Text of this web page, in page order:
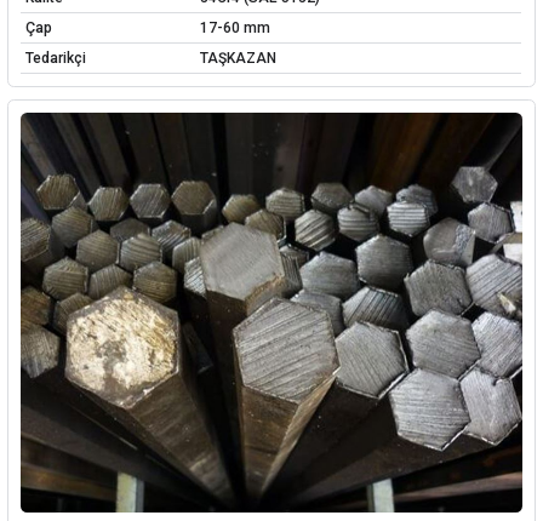
Çap
17-60 mm
Tedarikçi
TAŞKAZAN